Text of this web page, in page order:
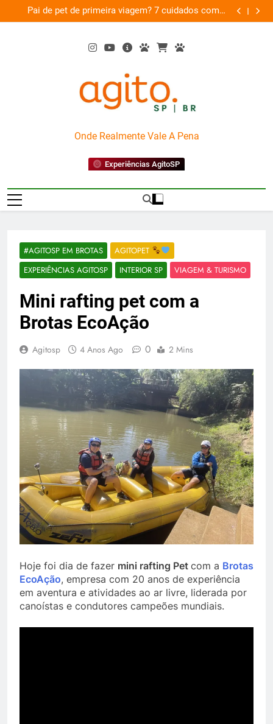
to
Pai de pet de primeira viagem? 7 cuidados com o
novo membro da família
AgitoSP
Onde Realmente Vale A Pena
Experiências AgitoSP
#AGITOSP EM BROTAS
AGITOPET
EXPERIÊNCIAS AGITOSP
INTERIOR SP VIAGEM & TURISMO
Mini rafting pet com a
Brotas EcoAção
Agitosp 4 Anos Ago 0 2 Mins
Hoje foi dia de fazer mini rafting Pet com a Brotas
EcoAção, empresa com 20 anos de experiência
em aventura e atividades ao ar livre, liderada por
canoístas e condutores campeões mundiais.